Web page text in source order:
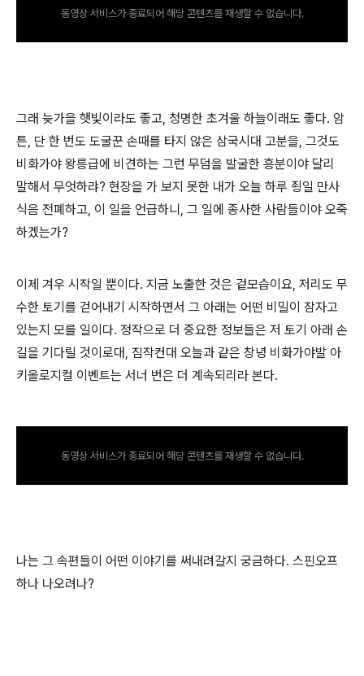
동영상 서비스가 종료되어 해당 콘텐츠를 재생할 수 없습니다.
그래 늦가을 햇빛이라도 좋고, 청명한 초겨울 하늘이래도 좋다. 암
튼, 단 한 번도 도굴꾼 손때를 타지 않은 삼국시대 고분을, 그것도
비화가야 왕릉급에 비견하는 그런 무덤을 발굴한 흥분이야 달리
말해서 무엇하랴? 현장을 가 보지 못한 내가 오늘 하루 죙일 만사
식음 전폐하고, 이 일을 언급하니, 그 일에 종사한 사람들이야 오죽
하겠는가?
이제 겨우 시작일 뿐이다. 지금 노출한 것은 겉모습이요, 저리도 무
수한 토기를 걷어내기 시작하면서 그 아래는 어떤 비밀이 잠자고
있는지 모를 일이다. 정작으로 더 중요한 정보들은 저 토기 아래 손
길을 기다릴 것이로대, 짐작컨대 오늘과 같은 창녕 비화가야발 아
키올로지컬 이벤트는 서너 번은 더 계속되리라 본다.
동영상 서비스가 종료되어 해당 콘텐츠를 재생할 수 없습니다.
나는 그 속편들이 어떤 이야기를 써내려갈지 궁금하다. 스핀오프
하나 나오려나?